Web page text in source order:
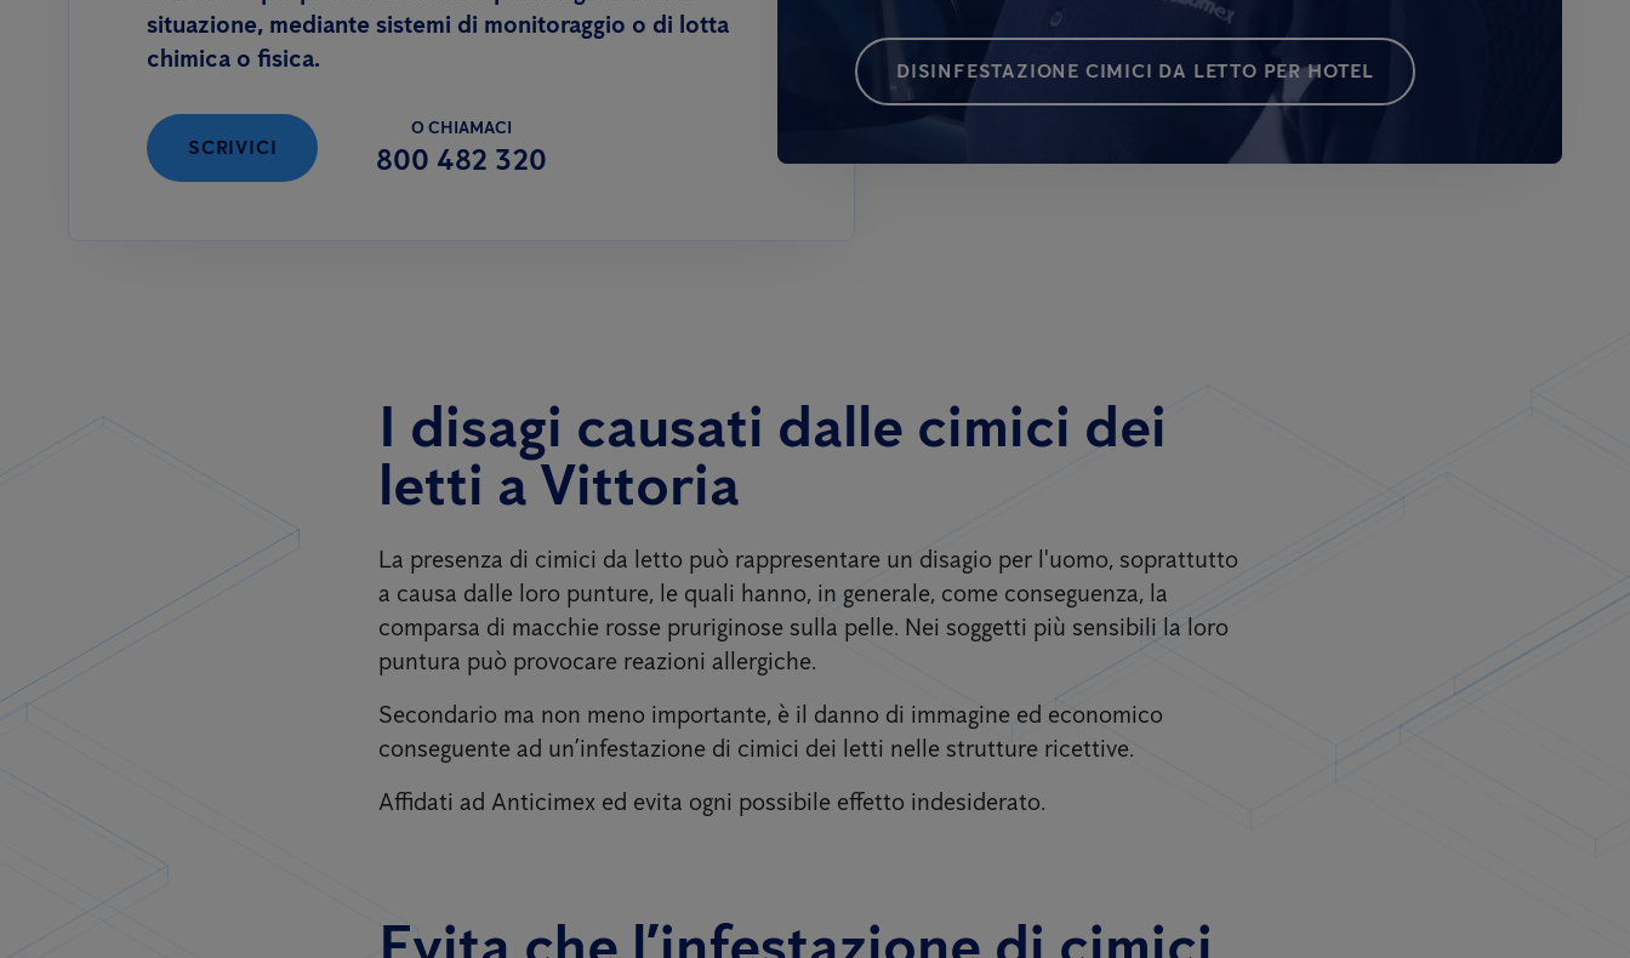
situazione, mediante sistemi di monitoraggio o di lotta
chimica o fisica.
SCRIVICI
O CHIAMACI
800 482 320
DISINFESTAZIONE CIMICI DA LETTO PER HOTEL
I disagi causati dalle cimici dei
letti a Vittoria
La presenza di cimici da letto può rappresentare un disagio per l'uomo, soprattutto
a causa dalle loro punture, le quali hanno, in generale, come conseguenza, la
comparsa di macchie rosse pruriginose sulla pelle. Nei soggetti più sensibili la loro
puntura può provocare reazioni allergiche.
Secondario ma non meno importante, è il danno di immagine ed economico
conseguente ad un’infestazione di cimici dei letti nelle strutture ricettive.
Affidati ad Anticimex ed evita ogni possibile effetto indesiderato.